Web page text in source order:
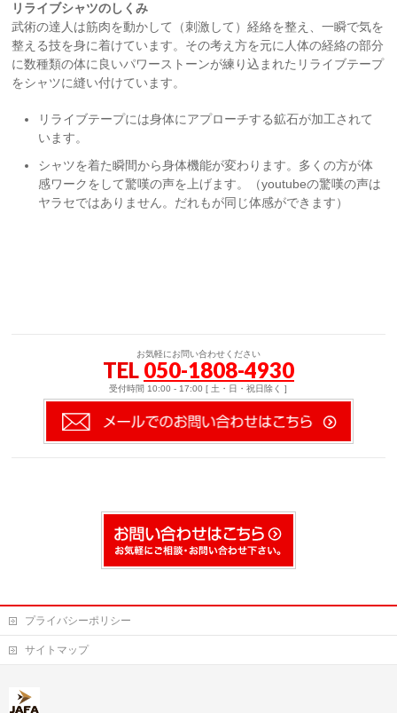
リライブシャツのしくみ
武術の達人は筋肉を動かして（刺激して）経絡を整え、一瞬で気を
整える技を身に着けています。その考え方を元に人体の経絡の部分
に数種類の体に良いパワーストーンが練り込まれたリライブテープ
をシャツに縫い付けています。
リライブテープには身体にアプローチする鉱石が加工されて
います。
シャツを着た瞬間から身体機能が変わります。多くの方が体
感ワークをして驚嘆の声を上げます。（youtubeの驚嘆の声は
ヤラセではありません。だれもが同じ体感ができます）
お気軽にお問い合わせください
TEL 050-1808-4930
受付時間 10:00 - 17:00 [ 土・日・祝日除く ]
プライバシーポリシー
サイトマップ